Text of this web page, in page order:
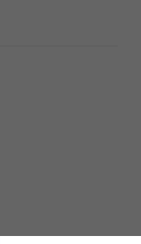
pidät
toivomuksen